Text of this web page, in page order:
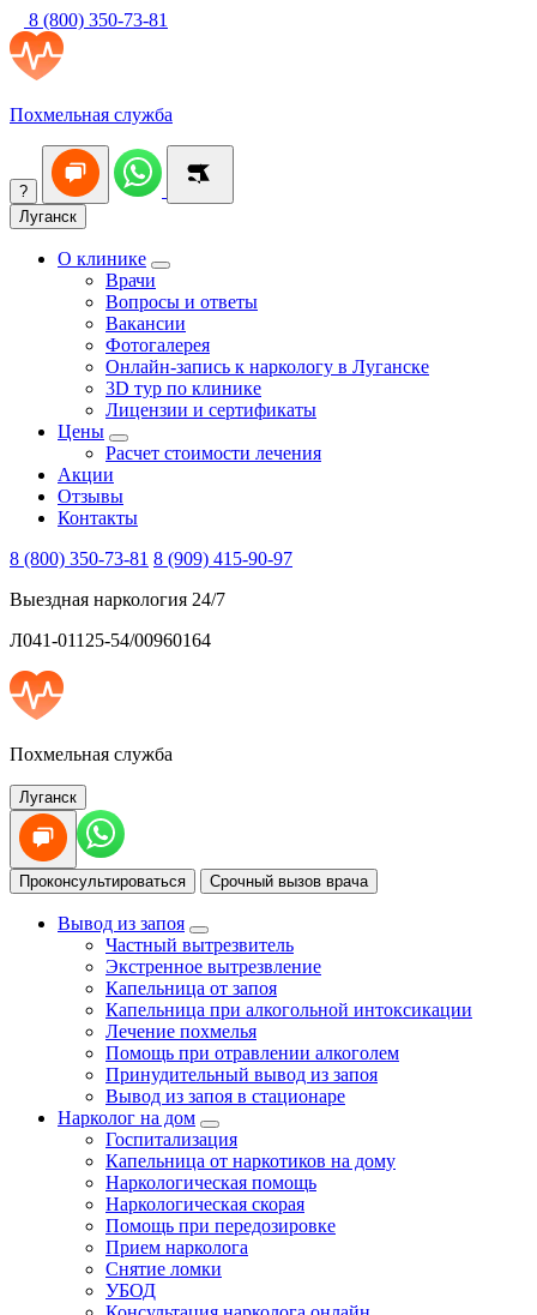
8 (800) 350-73-81
Похмельная служба
?
Луганск
О клинике
Врачи
Вопросы и ответы
Вакансии
Фотогалерея
Онлайн-запись к наркологу в Луганске
3D тур по клинике
Лицензии и сертификаты
Цены
Расчет стоимости лечения
Акции
Отзывы
Контакты
8 (800) 350-73-81 8 (909) 415-90-97
Выездная наркология 24/7
Л041-01125-54/00960164
Похмельная служба
Луганск
Проконсультироваться Срочный вызов врача
Вывод из запоя
Частный вытрезвитель
Экстренное вытрезвление
Капельница от запоя
Капельница при алкогольной интоксикации
Лечение похмелья
Помощь при отравлении алкоголем
Принудительный вывод из запоя
Вывод из запоя в стационаре
Нарколог на дом
Госпитализация
Капельница от наркотиков на дому
Наркологическая помощь
Наркологическая скорая
Помощь при передозировке
Прием нарколога
Снятие ломки
УБОД